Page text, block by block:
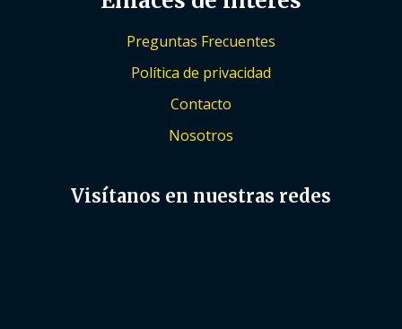
Preguntas Frecuentes
Política de privacidad
Contacto
Nosotros
Visítanos en nuestras redes